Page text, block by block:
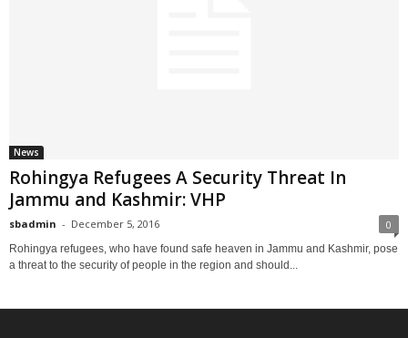
News
Rohingya Refugees A Security Threat In
Jammu and Kashmir: VHP
sbadmin - December 5, 2016 0
Rohingya refugees, who have found safe heaven in Jammu and Kashmir, pose
a threat to the security of people in the region and should...